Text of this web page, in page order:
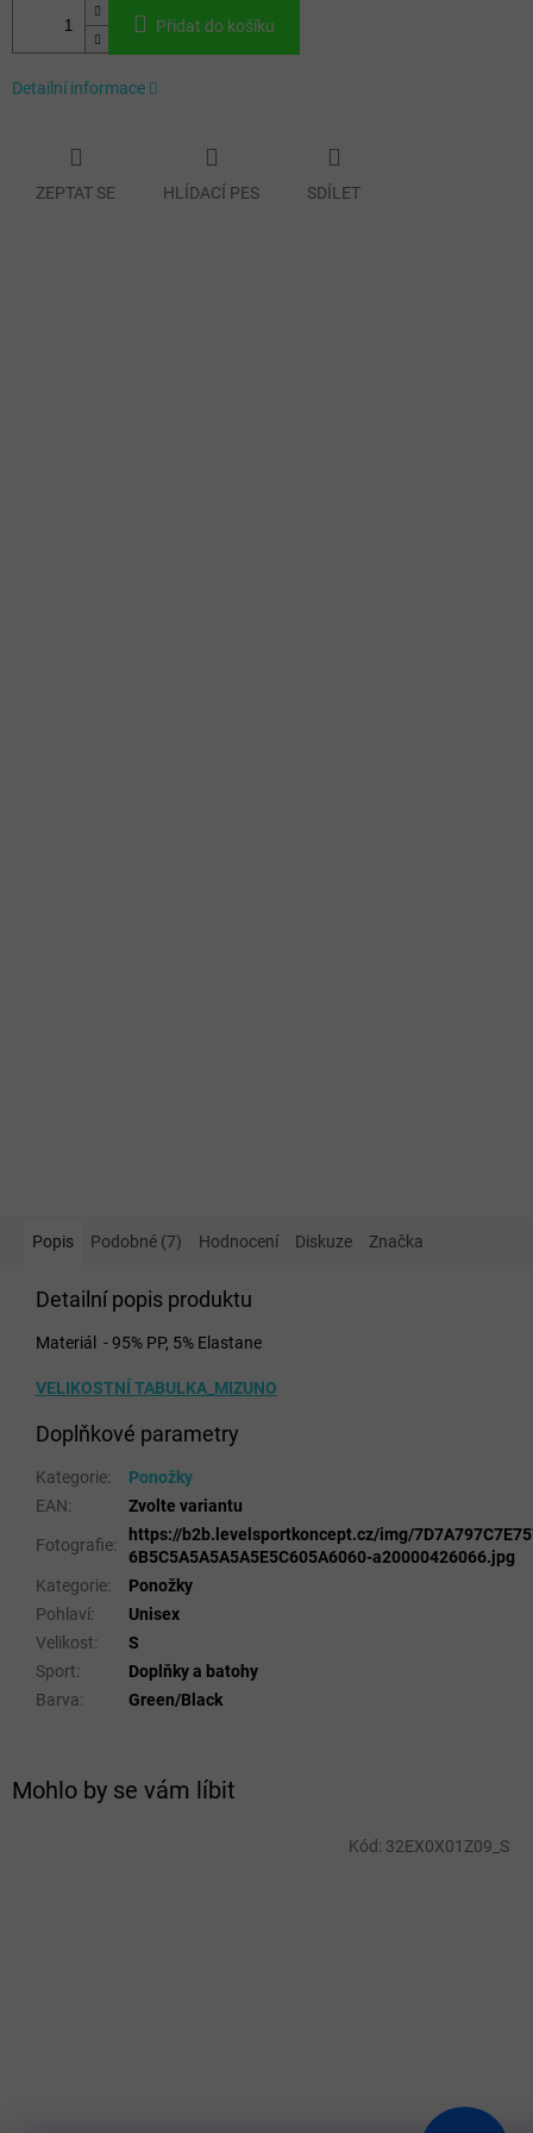
Přidat do košíku
Detailní informace
ZEPTAT SE HLÍDACÍ PES SDÍLET
Mohlo by se vám líbit
Kód: 32EX0X01Z09_S
Popis Podobné (7) Hodnocení Diskuze Značka
Detailní popis produktu
Materiál - 95% PP, 5% Elastane
VELIKOSTNÍ TABULKA_MIZUNO
Doplňkové parametry
Kategorie:
Ponožky
EAN: Zvolte variantu
Fotografie:
https://b2b.levelsportkoncept.cz/img/
6B5C5A5A5A5A5E5C605A6060-a20000426066.jpg
Kategorie:
Ponožky
Pohlaví:
Unisex
Velikost:
S
Sport:
Doplňky a batohy
Barva: Green/Black